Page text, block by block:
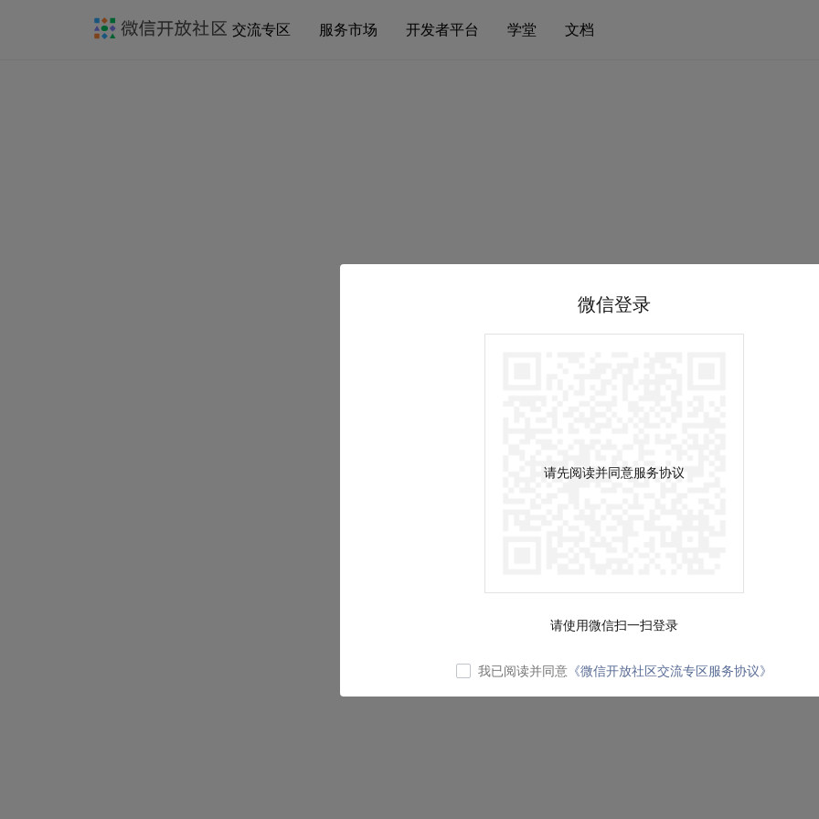
交流专区 服务市场 开发者平台 学堂 文档
微信登录
请先阅读并同意服务协议
请使用微信扫一扫登录
我已阅读并同意 《微信开放社区交流专区服务协议》